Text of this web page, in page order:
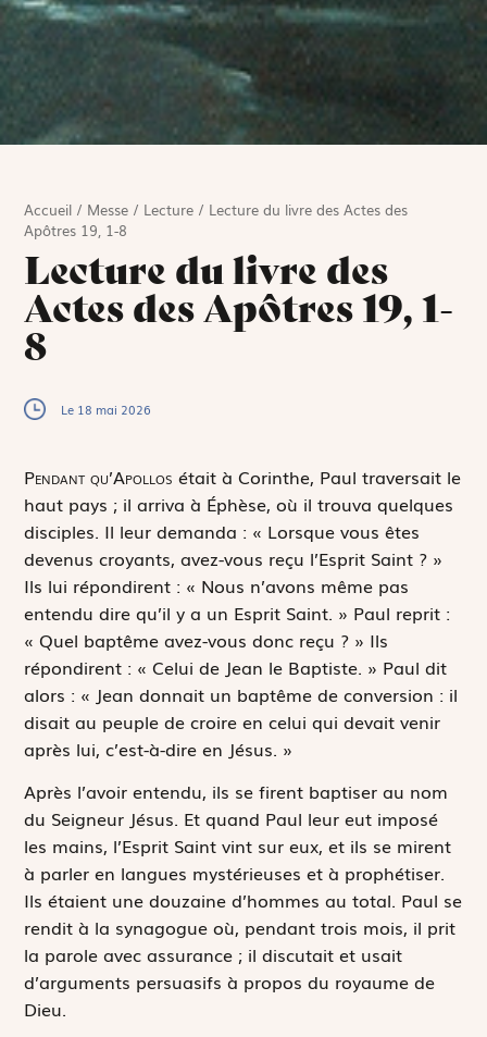
Accueil / Messe / Lecture / Lecture du livre des Actes des
Apôtres 19, 1-8
Lecture du livre des
Actes des Apôtres 19, 1-
8
Le 18 mai 2026
Pendant qu’Apollos était à Corinthe, Paul traversait le
haut pays ; il arriva à Éphèse, où il trouva quelques
disciples. Il leur demanda : « Lorsque vous êtes
devenus croyants, avez-vous reçu l’Esprit Saint ? »
Ils lui répondirent : « Nous n’avons même pas
entendu dire qu’il y a un Esprit Saint. » Paul reprit :
« Quel baptême avez-vous donc reçu ? » Ils
répondirent : « Celui de Jean le Baptiste. » Paul dit
alors : « Jean donnait un baptême de conversion : il
disait au peuple de croire en celui qui devait venir
après lui, c’est-à-dire en Jésus. »
Après l’avoir entendu, ils se firent baptiser au nom
du Seigneur Jésus. Et quand Paul leur eut imposé
les mains, l’Esprit Saint vint sur eux, et ils se mirent
à parler en langues mystérieuses et à prophétiser.
Ils étaient une douzaine d’hommes au total. Paul se
rendit à la synagogue où, pendant trois mois, il prit
la parole avec assurance ; il discutait et usait
d’arguments persuasifs à propos du royaume de
Dieu.